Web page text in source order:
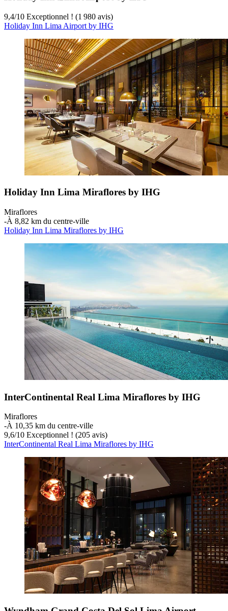
9,4/10 Exceptionnel ! (1 980 avis)
Holiday Inn Lima Airport by IHG
Holiday Inn Lima Miraflores by IHG
Miraflores
‐À 8,82 km du centre-ville
Holiday Inn Lima Miraflores by IHG
InterContinental Real Lima Miraflores by IHG
Miraflores
‐À 10,35 km du centre-ville
9,6/10 Exceptionnel ! (205 avis)
InterContinental Real Lima Miraflores by IHG